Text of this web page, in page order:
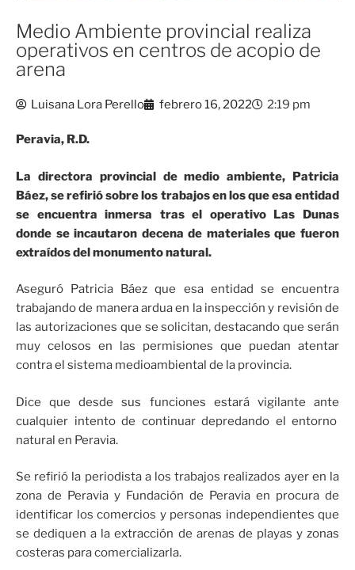
Medio Ambiente provincial realiza
operativos en centros de acopio de
arena
Luisana Lora Perello febrero 16, 2022 2:19 pm
Peravia, R.D.
La directora provincial de medio ambiente, Patricia
Báez, se refirió sobre los trabajos en los que esa entidad
se encuentra inmersa tras el operativo Las Dunas
donde se incautaron decena de materiales que fueron
extraídos del monumento natural.
Aseguró Patricia Báez que esa entidad se encuentra
trabajando de manera ardua en la inspección y revisión de
las autorizaciones que se solicitan, destacando que serán
muy celosos en las permisiones que puedan atentar
contra el sistema medioambiental de la provincia.
Dice que desde sus funciones estará vigilante ante
cualquier intento de continuar depredando el entorno
natural en Peravia.
Se refirió la periodista a los trabajos realizados ayer en la
zona de Peravia y Fundación de Peravia en procura de
identificar los comercios y personas independientes que
se dediquen a la extracción de arenas de playas y zonas
costeras para comercializarla.